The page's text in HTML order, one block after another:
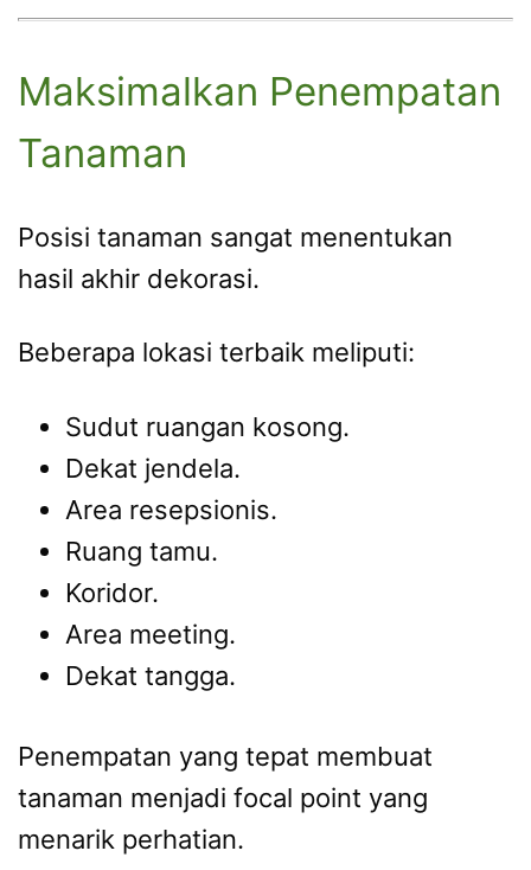
Maksimalkan Penempatan
Tanaman
Posisi tanaman sangat menentukan
hasil akhir dekorasi.
Beberapa lokasi terbaik meliputi:
Sudut ruangan kosong.
Dekat jendela.
Area resepsionis.
Ruang tamu.
Koridor.
Area meeting.
Dekat tangga.
Penempatan yang tepat membuat
tanaman menjadi focal point yang
menarik perhatian.